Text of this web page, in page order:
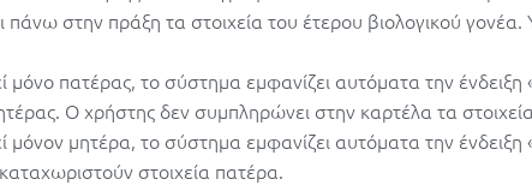
στην πράξη τα στοιχεία του έτερου βιολογικού
μόνο πατέρας, το σύστημα εμφανίζει αυτόματα την ένδειξη
Ο χρήστης δεν συμπληρώνει στην καρτέλα τα
μόνον μητέρα, το σύστημα εμφανίζει αυτόματα την
στοιχεία πατέρα.